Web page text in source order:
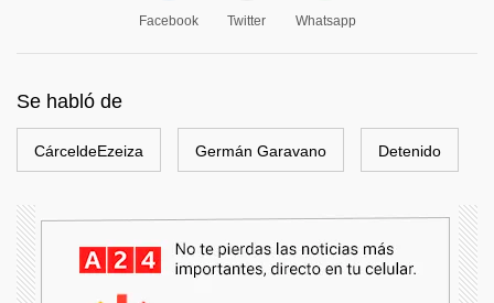
Facebook Twitter Whatsapp
Se habló de
CárceldeEzeiza Germán Garavano Detenido